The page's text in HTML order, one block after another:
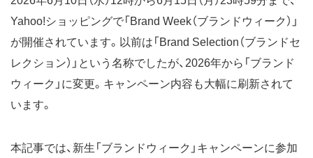
Yahoo!ショッピングで「Brand Week（ブランドウィーク）」
が開催されています。以前は「Brand Selection（ブランドセ
レクション）」という名称でしたが、2026年から「ブランド
ウィーク」に変更。キャンペーン内容も大幅に刷新されて
います。
本記事では、新生「ブランドウィーク」キャンペーンに参加